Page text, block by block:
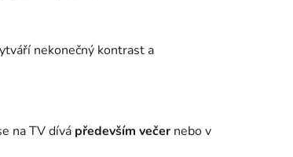
nekonečný kontrast a
na TV dívá především večer nebo v